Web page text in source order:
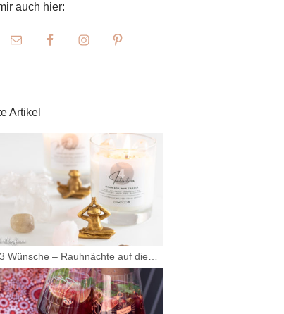
auch hier:
Artikel
Wünsche – Rauhnächte auf die…